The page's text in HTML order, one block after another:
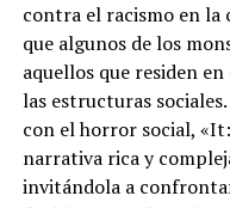
contra el racismo en la
que algunos de los
aquellos que residen
las estructuras
con el horror social,
narrativa rica y
invitándola a